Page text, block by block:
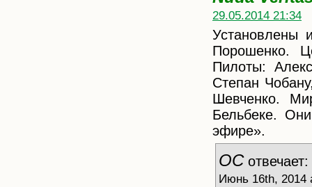
29.05.2014 21:34
Установлены
Порошенко.
Пилоты:
Степан
Шевченко.
Бельбеке.
эфире».
ОСотвечает:
Июнь 16th, 2014